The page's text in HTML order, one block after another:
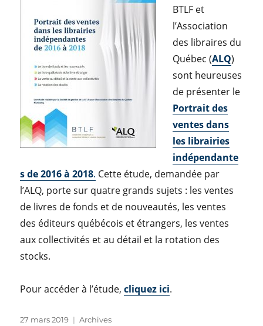
BTLF et
l’Association
des libraires du
Québec (ALQ)
sont heureuses
de présenter le
Portrait des
ventes dans
les librairies
indépendante
s de 2016 à 2018. Cette étude, demandée par
l’ALQ, porte sur quatre grands sujets : les ventes
de livres de fonds et de nouveautés, les ventes
des éditeurs québécois et étrangers, les ventes
aux collectivités et au détail et la rotation des
stocks.
Pour accéder à l’étude,cliquez ici.
Publié
27 mars 2019 Catégories
Archives